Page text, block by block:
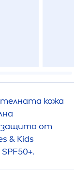
кожа
защита от
& Kids